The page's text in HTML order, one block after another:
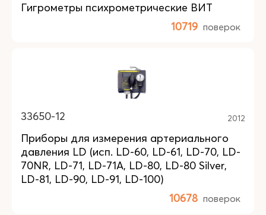
Гигрометры психрометрические ВИТ
10719 поверок
33650-12 2012
Приборы для измерения артериального
давления LD (исп. LD-60, LD-61, LD-70, LD-
70NR, LD-71, LD-71A, LD-80, LD-80 Silver,
LD-81, LD-90, LD-91, LD-100)
10678 поверок